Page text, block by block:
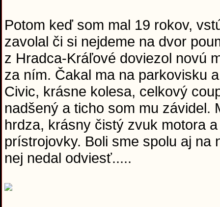
Potom keď som mal 19 rokov,
zavolal či si nejdeme na dvor
z Hradca-Kráľové doviezol novú
za ním. Čakal ma na parkovisku
Civic, krásne kolesa, celkový
nadšený a ticho som mu závidel.
hrdza, krásny čistý zvuk motora
prístrojovky. Boli sme spolu aj
nej nedal odviesť.....